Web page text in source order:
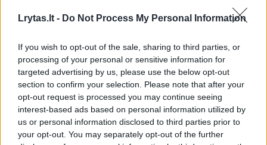
Lrytas.lt - Do Not Process My Personal Information
If you wish to opt-out of the sale, sharing to third parties, or
processing of your personal or sensitive information for
targeted advertising by us, please use the below opt-out
section to confirm your selection. Please note that after your
opt-out request is processed you may continue seeing
interest-based ads based on personal information utilized by
us or personal information disclosed to third parties prior to
your opt-out. You may separately opt-out of the further
Visi įrašai
Žiūrimiausi įrašai